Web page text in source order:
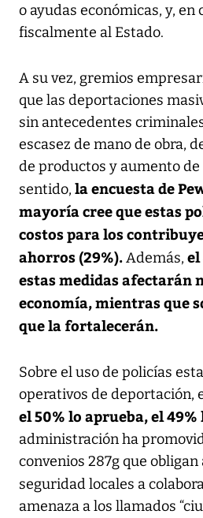
o ayudas económicas, y,
fiscalmente al Estado.
A su vez, gremios
que las deportaciones
sin antecedentes
escasez de mano de obra,
de productos y aumento de
sentido, la encuesta de
mayoría cree que estas
costos para los
ahorros (29%).Además, el
estas medidas afectarán
economía, mientras que
que la fortalecerán.
Sobre el uso de policías
operativos de deportación,
el 50% lo aprueba, el 49%
administración ha
convenios 287g que obligan
seguridad locales a
amenaza a los llamados